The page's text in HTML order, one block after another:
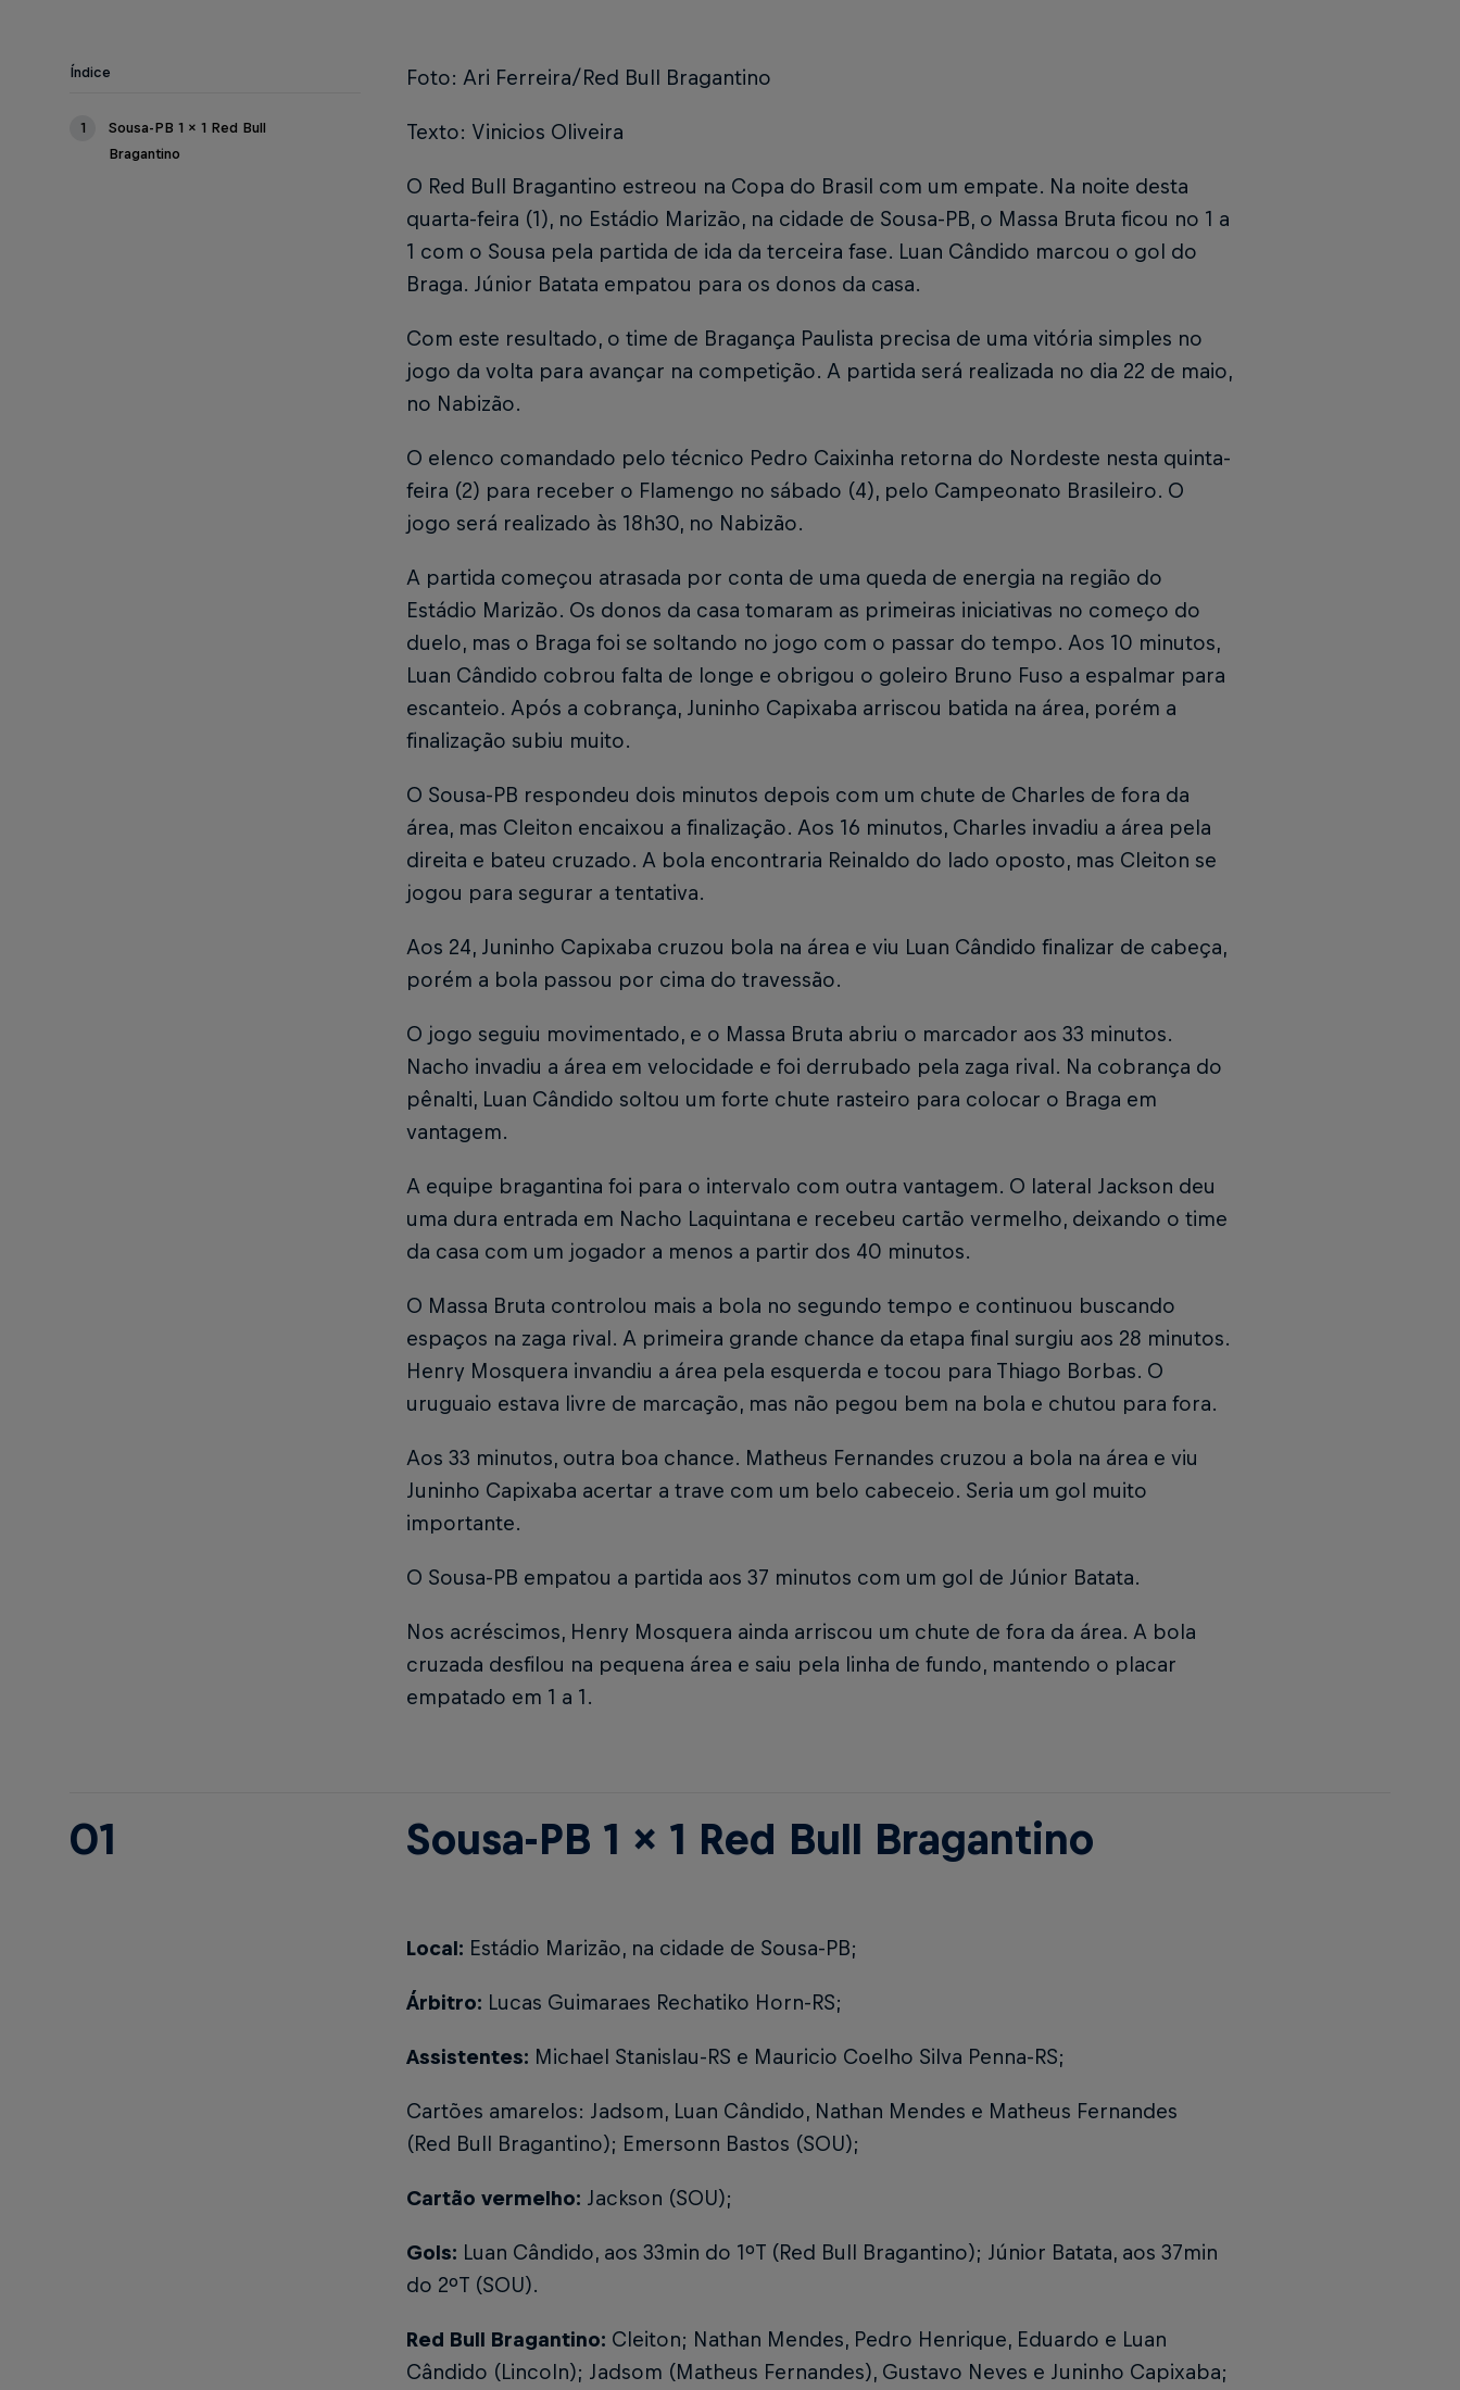
Índice
1
Sousa-PB 1 x 1 Red Bull
Bragantino
Foto: Ari Ferreira/Red Bull Bragantino
Texto: Vinicios Oliveira
O Red Bull Bragantino estreou na Copa do Brasil com um empate. Na noite desta
quarta-feira (1), no Estádio Marizão, na cidade de Sousa-PB, o Massa Bruta ficou no 1 a
1 com o Sousa pela partida de ida da terceira fase. Luan Cândido marcou o gol do
Braga. Júnior Batata empatou para os donos da casa.
Com este resultado, o time de Bragança Paulista precisa de uma vitória simples no
jogo da volta para avançar na competição. A partida será realizada no dia 22 de maio,
no Nabizão.
O elenco comandado pelo técnico Pedro Caixinha retorna do Nordeste nesta quinta-
feira (2) para receber o Flamengo no sábado (4), pelo Campeonato Brasileiro. O
jogo será realizado às 18h30, no Nabizão.
A partida começou atrasada por conta de uma queda de energia na região do
Estádio Marizão. Os donos da casa tomaram as primeiras iniciativas no começo do
duelo, mas o Braga foi se soltando no jogo com o passar do tempo. Aos 10 minutos,
Luan Cândido cobrou falta de longe e obrigou o goleiro Bruno Fuso a espalmar para
escanteio. Após a cobrança, Juninho Capixaba arriscou batida na área, porém a
finalização subiu muito.
O Sousa-PB respondeu dois minutos depois com um chute de Charles de fora da
área, mas Cleiton encaixou a finalização. Aos 16 minutos, Charles invadiu a área pela
direita e bateu cruzado. A bola encontraria Reinaldo do lado oposto, mas Cleiton se
jogou para segurar a tentativa.
Aos 24, Juninho Capixaba cruzou bola na área e viu Luan Cândido finalizar de cabeça,
porém a bola passou por cima do travessão.
O jogo seguiu movimentado, e o Massa Bruta abriu o marcador aos 33 minutos.
Nacho invadiu a área em velocidade e foi derrubado pela zaga rival. Na cobrança do
pênalti, Luan Cândido soltou um forte chute rasteiro para colocar o Braga em
vantagem.
A equipe bragantina foi para o intervalo com outra vantagem. O lateral Jackson deu
uma dura entrada em Nacho Laquintana e recebeu cartão vermelho, deixando o time
da casa com um jogador a menos a partir dos 40 minutos.
O Massa Bruta controlou mais a bola no segundo tempo e continuou buscando
espaços na zaga rival. A primeira grande chance da etapa final surgiu aos 28 minutos.
Henry Mosquera invandiu a área pela esquerda e tocou para Thiago Borbas. O
uruguaio estava livre de marcação, mas não pegou bem na bola e chutou para fora.
Aos 33 minutos, outra boa chance. Matheus Fernandes cruzou a bola na área e viu
Juninho Capixaba acertar a trave com um belo cabeceio. Seria um gol muito
importante.
O Sousa-PB empatou a partida aos 37 minutos com um gol de Júnior Batata.
Nos acréscimos, Henry Mosquera ainda arriscou um chute de fora da área. A bola
cruzada desfilou na pequena área e saiu pela linha de fundo, mantendo o placar
empatado em 1 a 1.
01 Sousa-PB 1 x 1 Red Bull Bragantino
Local: Estádio Marizão, na cidade de Sousa-PB;
Árbitro: Lucas Guimaraes Rechatiko Horn-RS;
Assistentes: Michael Stanislau-RS e Mauricio Coelho Silva Penna-RS;
Cartões amarelos: Jadsom, Luan Cândido, Nathan Mendes e Matheus Fernandes
(Red Bull Bragantino); Emersonn Bastos (SOU);
Cartão vermelho: Jackson (SOU);
Gols: Luan Cândido, aos 33min do 1ºT (Red Bull Bragantino); Júnior Batata, aos 37min
do 2ºT (SOU).
Red Bull Bragantino: Cleiton; Nathan Mendes, Pedro Henrique, Eduardo e Luan
Cândido (Lincoln); Jadsom (Matheus Fernandes), Gustavo Neves e Juninho Capixaba;